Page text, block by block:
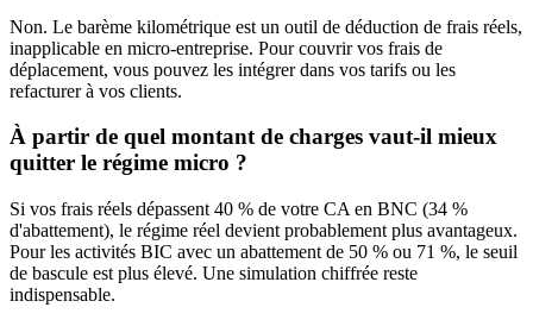
Non. Le barème kilométrique est un outil de déduction de frais réels,
inapplicable en micro-entreprise. Pour couvrir vos frais de
déplacement, vous pouvez les intégrer dans vos tarifs ou les
refacturer à vos clients.
À partir de quel montant de charges vaut-il mieux
quitter le régime micro ?
Si vos frais réels dépassent 40 % de votre CA en BNC (34 %
d'abattement), le régime réel devient probablement plus avantageux.
Pour les activités BIC avec un abattement de 50 % ou 71 %, le seuil
de bascule est plus élevé. Une simulation chiffrée reste
indispensable.